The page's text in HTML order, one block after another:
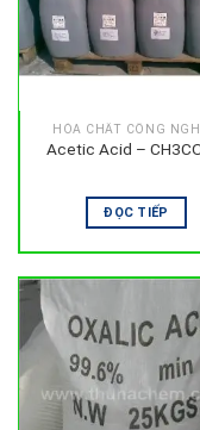
HÓA CHẤT CÔNG
Acetic Acid –
ĐỌC TIẾP